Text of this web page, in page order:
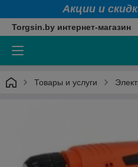
Акции и
Torgsin.by интернет-магазин
Товары и услуги